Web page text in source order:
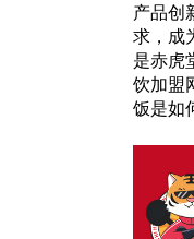
产品创
求，成
是赤虎
饮加盟
饭是如